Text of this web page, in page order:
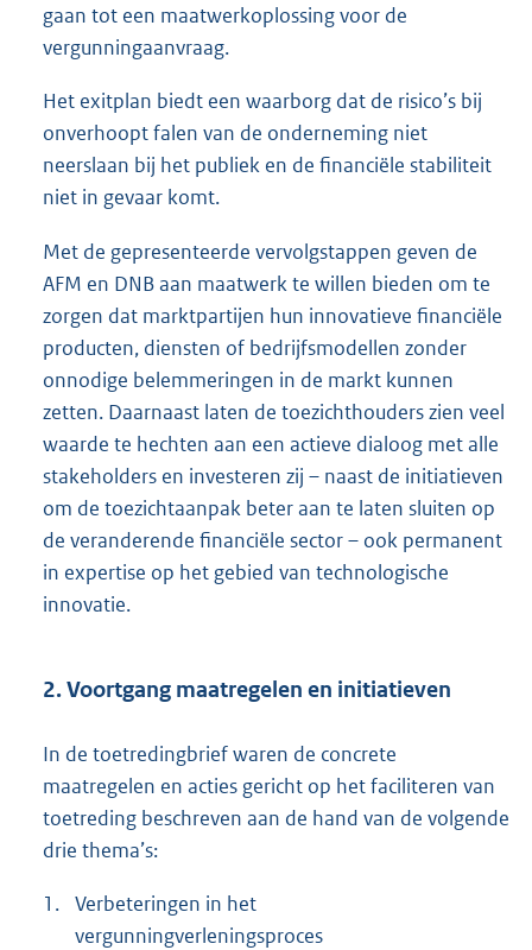
gaan tot een maatwerkoplossing voor de
vergunningaanvraag.
Het exitplan biedt een waarborg dat de risico’s bij
onverhoopt falen van de onderneming niet
neerslaan bij het publiek en de financiële stabiliteit
niet in gevaar komt.
Met de gepresenteerde vervolgstappen geven de
AFM en DNB aan maatwerk te willen bieden om te
zorgen dat marktpartijen hun innovatieve financiële
producten, diensten of bedrijfsmodellen zonder
onnodige belemmeringen in de markt kunnen
zetten. Daarnaast laten de toezichthouders zien veel
waarde te hechten aan een actieve dialoog met alle
stakeholders en investeren zij – naast de initiatieven
om de toezichtaanpak beter aan te laten sluiten op
de veranderende financiële sector – ook permanent
in expertise op het gebied van technologische
innovatie.
2. Voortgang maatregelen en initiatieven
In de toetredingbrief waren de concrete
maatregelen en acties gericht op het faciliteren van
toetreding beschreven aan de hand van de volgende
drie thema’s:
1. Verbeteringen in het
vergunningverleningsproces